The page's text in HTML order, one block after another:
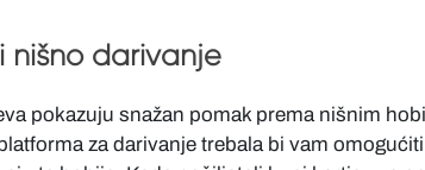
nišno darivanje
pokazuju snažan pomak prema nišnim
za darivanje trebala bi vam